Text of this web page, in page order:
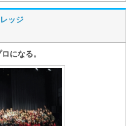
ッジ
になる。